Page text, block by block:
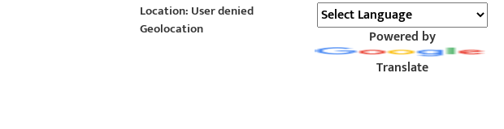
Location: User denied
Geolocation
Powered by
Translate